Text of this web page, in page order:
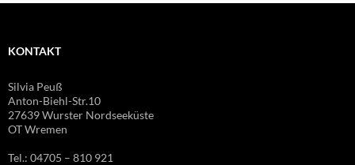
KONTAKT
Silvia Peuß
Anton-Biehl-Str.10
27639 Wurster Nordseeküste
OT Wremen
Tel.: 04705 – 810 921